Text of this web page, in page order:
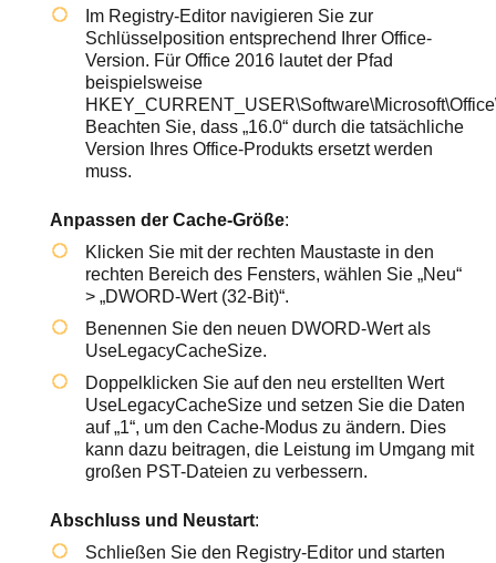
Im Registry-Editor navigieren Sie zur
Schlüsselposition entsprechend Ihrer Office-
Version. Für Office 2016 lautet der Pfad
beispielsweise
Beachten Sie, dass „16.0“ durch die tatsächliche
Version Ihres Office-Produkts ersetzt werden
muss.
Anpassen der Cache-Größe:
Klicken Sie mit der rechten Maustaste in den
rechten Bereich des Fensters, wählen Sie „Neu“
> „DWORD-Wert (32-Bit)“.
Benennen Sie den neuen DWORD-Wert als
UseLegacyCacheSize.
Doppelklicken Sie auf den neu erstellten Wert
UseLegacyCacheSizeund setzen Sie die Daten
auf „1“, um den Cache-Modus zu ändern. Dies
kann dazu beitragen, die Leistung im Umgang mit
großen PST-Dateien zu verbessern.
Abschluss und Neustart:
Schließen Sie den Registry-Editor und starten